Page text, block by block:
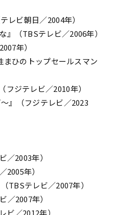
レビ朝日／2004年）
』（TBSテレビ／2006年）
年）
まひのトップセールスマン
フジテレビ／2010年）
』（フジテレビ／2023
／2003年）
2005年）
TBSテレビ／2007年）
／2007年）
ビ／2012年）